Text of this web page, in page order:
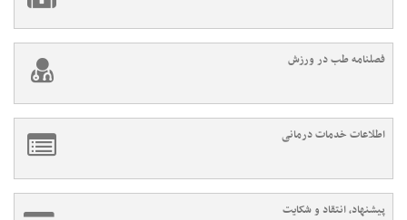
فصلنامه طب در ورزش
اطلاعات خدمات درمانی
پیشنهاد، انتقاد و شکایت